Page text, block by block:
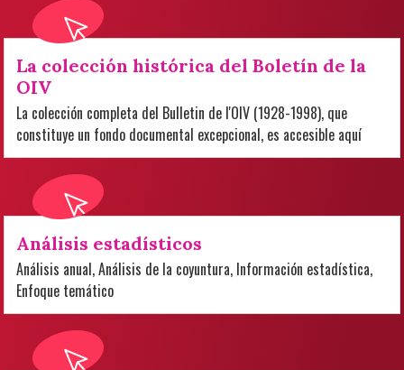
La colección histórica del Boletín de la
OIV
La colección completa del Bulletin de l'OIV (1928-1998), que
constituye un fondo documental excepcional, es accesible aquí
Análisis estadísticos
Análisis anual, Análisis de la coyuntura, Información estadística,
Enfoque temático